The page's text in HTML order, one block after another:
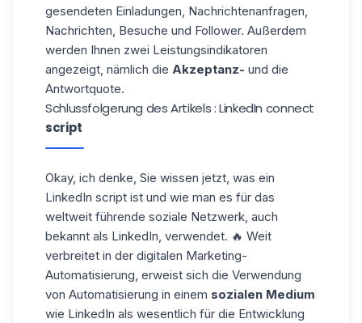
gesendeten Einladungen, Nachrichtenanfragen,
Nachrichten, Besuche und Follower. Außerdem
werden Ihnen zwei Leistungsindikatoren
angezeigt, nämlich die Akzeptanz- und die
Antwortquote.
Schlussfolgerung des Artikels : LinkedIn connect
script
Okay, ich denke, Sie wissen jetzt, was ein
LinkedIn script ist und wie man es für das
weltweit führende soziale Netzwerk, auch
bekannt als LinkedIn , verwendet. 🔥 Weit
verbreitet in der digitalen Marketing-
Automatisierung, erweist sich die Verwendung
von Automatisierung in einem sozialen Medium
wie LinkedIn als wesentlich für die Entwicklung